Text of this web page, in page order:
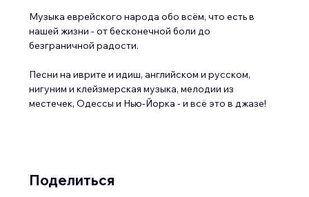
Музыка еврейского народа обо всём, что есть в
нашей жизни - от бесконечной боли до
безграничной радости.
Песни на иврите и идиш, английском и русском,
нигуним и клейзмерская музыка, мелодии из
местечек, Одессы и Нью-Йорка - и всё это в джазе!
Поделиться